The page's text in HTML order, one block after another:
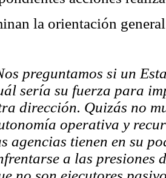
la orientación
preguntamos si un
sería su fuerza para
dirección. Quizás no
operativa y
agencias tienen en su
a las presiones